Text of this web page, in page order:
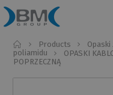
Home
Products Opaski
poliamidu
OPASKI
POPRZECZNĄ